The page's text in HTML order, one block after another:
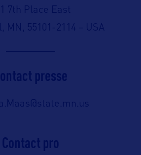
7th Place East
MN, 55101-2114 – USA
presse
Contact pro